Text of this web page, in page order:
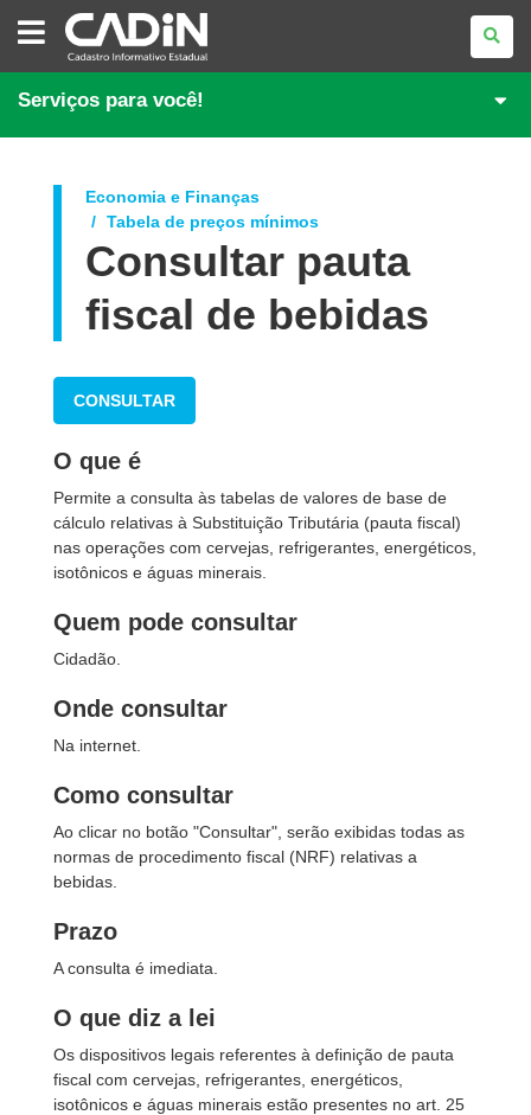
CADASTRO
INFORMATIVO
ESTADUAL
Serviços para você!
Economia e Finanças
Tabela de preços mínimos
Consultar pauta
fiscal de bebidas
CONSULTAR
O que é
Permite a consulta às tabelas de valores de base de
cálculo relativas à Substituição Tributária (pauta fiscal)
nas operações com cervejas, refrigerantes, energéticos,
isotônicos e águas minerais.
Quem pode consultar
Cidadão.
Onde consultar
Na internet.
Como consultar
Ao clicar no botão "Consultar", serão exibidas todas as
normas de procedimento fiscal (NRF) relativas a
bebidas.
Prazo
A consulta é imediata.
O que diz a lei
Os dispositivos legais referentes à definição de pauta
fiscal com cervejas, refrigerantes, energéticos,
isotônicos e águas minerais estão presentes no art. 25